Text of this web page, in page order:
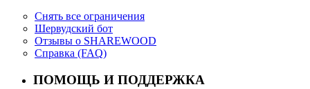
Снять все ограничения
Шервудский бот
Отзывы о SHAREWOOD
Справка (FAQ)
ПОМОЩЬ И ПОДДЕРЖКА